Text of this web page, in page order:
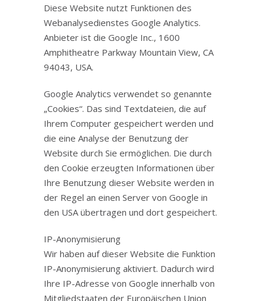
Diese Website nutzt Funktionen des
Webanalysedienstes Google Analytics.
Anbieter ist die Google Inc., 1600
Amphitheatre Parkway Mountain View, CA
94043, USA.
Google Analytics verwendet so genannte
„Cookies“. Das sind Textdateien, die auf
Ihrem Computer gespeichert werden und
die eine Analyse der Benutzung der
Website durch Sie ermöglichen. Die durch
den Cookie erzeugten Informationen über
Ihre Benutzung dieser Website werden in
der Regel an einen Server von Google in
den USA übertragen und dort gespeichert.
IP-Anonymisierung
Wir haben auf dieser Website die Funktion
IP-Anonymisierung aktiviert. Dadurch wird
Ihre IP-Adresse von Google innerhalb von
Mitgliedstaaten der Europäischen Union